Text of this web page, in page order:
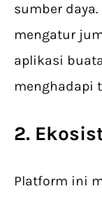
sumber
mengatur
aplikasi
menghadapi
2.
Platform ini